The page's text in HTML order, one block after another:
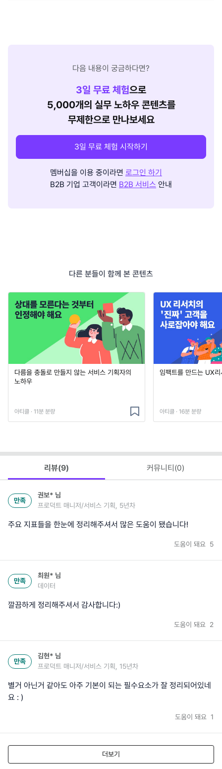
다음 내용이 궁금하다면?
3일 무료 체험으로
5,000개의 실무 노하우 콘텐츠를
무제한으로 만나보세요
3일 무료 체험 시작하기
멤버십을 이용 중이라면 로그인 하기
B2B 기업 고객이라면 B2B 서비스 안내
다른 분들이 함께 본 콘텐츠
다름을 충돌로 만들지 않는 서비스 기획자의
노하우
아티클 · 11분 분량
임팩트를 만드는 UX
아티클 · 16분 분량
리뷰(9) 커뮤니티(0)
만족
권보* 님
프로덕트 매니저/서비스 기획, 5년차
주요 지표들을 한눈에 정리해주셔서 많은 도움이 됐습니다!
도움이 돼요 5
만족
최원* 님
데이터
도움이 돼요 2
만족
김현* 님
프로덕트 매니저/서비스 기획, 15년차
별거 아닌거 같아도 아주 기본이 되는 필수요소가 잘 정리되어있네
요 : )
도움이 돼요 1
더보기